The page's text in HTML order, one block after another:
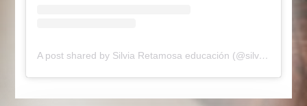
A post shared by Silvia Retamosa educación (@silviaretamosaeducainfantil)